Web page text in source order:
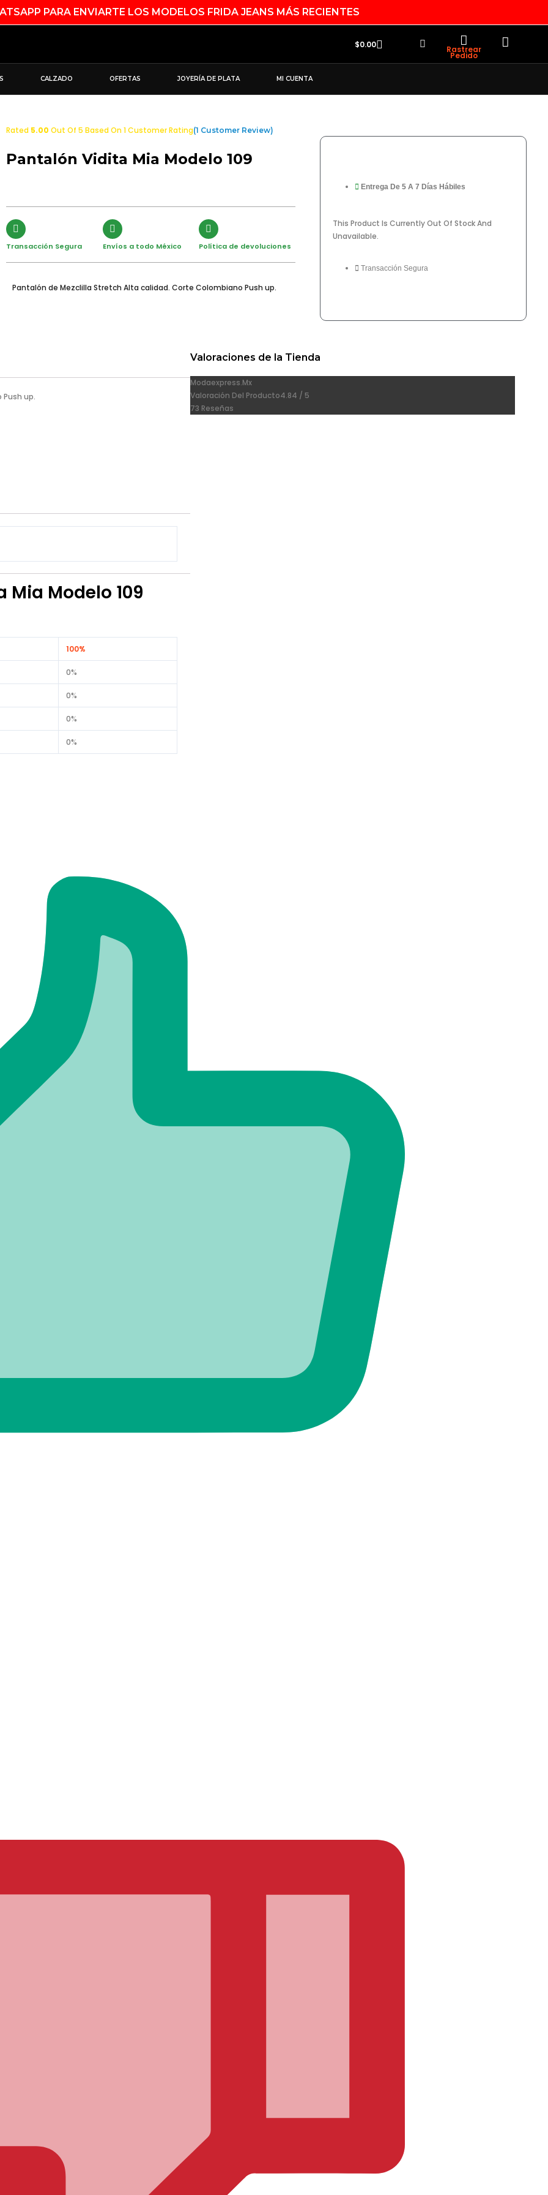
PARA ENVIARTE LOS MODELOS FRIDA JEANS MÁS RECIENTES
$0.00 Search
Rastrear
Pedido
CALZADO OFERTAS JOYERÍA DE PLATA MI CUENTA
Rated 5.00 Out Of 5 Based On1Customer Rating(1 Customer Review)
Pantalón Vidita Mia Modelo 109
Transacción Segura Envíos a todo México Política de devoluciones
Pantalón de Mezclilla Stretch Alta calidad. Corte Colombiano Push up.
Entrega De 5 A 7 Días Hábiles
This Product Is Currently Out Of Stock And
Unavailable.
Transacción Segura
up.
Modelo 109
100%
0%
0%
0%
0%
Valoraciones de la Tienda
Modaexpress.mx
Valoración Del Producto4.84 / 5
73 Reseñas